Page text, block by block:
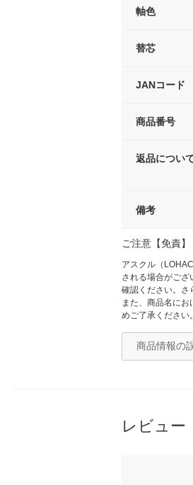
軸色
替芯
JANコード
商品番号
返品につい
備考
ご注意【免責】
アスクル（
される場合がご
確認ください。さ
また、商品名に
めご了承ください。
商品情報の
レビュー